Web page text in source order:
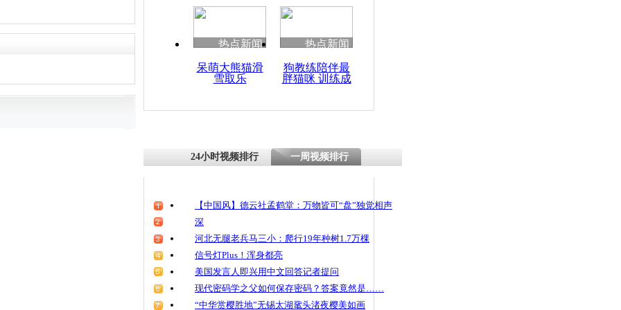
热点新闻
呆萌大熊猫滑
雪取乐
热点新闻
狗教练陪伴最
胖猫咪 训练成
24小时视频排行 一周视频排行
【中国风】德云社孟鹤堂：万物皆可“盘”独觉相声
深
河北无腿老兵马三小：爬行19年种树1.7万棵
信号灯Plus！浑身都亮
美国发言人即兴用中文回答记者提问
现代密码学之父如何保存密码？答案竟然是……
“中华赏樱胜地”无锡太湖鼋头渚夜樱美如画